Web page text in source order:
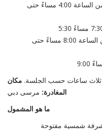
من الساعة 4:00 مساءً حتى
من الساعة 8:00 مساءً حتى
ساعات حسب الجلسة. مكان
المغادرة: مرسى دبي
ما هو المشمول
شمسية مفتوحة